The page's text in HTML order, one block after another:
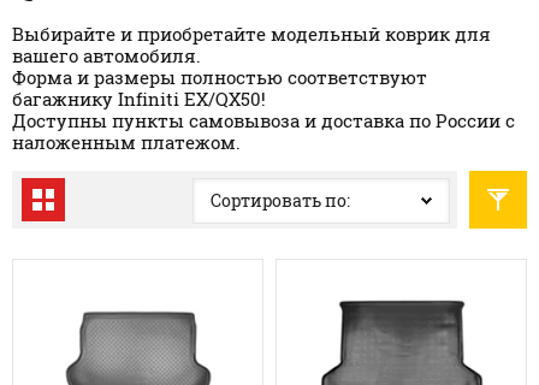
Выбирайте и приобретайте модельный коврик для
вашего автомобиля.
Форма и размеры полностью соответствуют
багажнику Infiniti EX/QX50!
Доступны пункты самовывоза и доставка по России с
наложенным платежом.
Сортировать по: